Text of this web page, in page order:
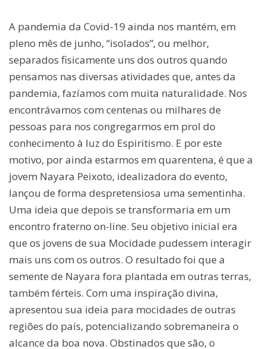
A pandemia da Covid-19 ainda nos mantém, em
pleno mês de junho, “isolados”, ou melhor,
separados fisicamente uns dos outros quando
pensamos nas diversas atividades que, antes da
pandemia, fazíamos com muita naturalidade. Nos
encontrávamos com centenas ou milhares de
pessoas para nos congregarmos em prol do
conhecimento à luz do Espiritismo. E por este
motivo, por ainda estarmos em quarentena, é que a
jovem Nayara Peixoto, idealizadora do evento,
lançou de forma despretensiosa uma sementinha.
Uma ideia que depois se transformaria em um
encontro fraterno on-line. Seu objetivo inicial era
que os jovens de sua Mocidade pudessem interagir
mais uns com os outros. O resultado foi que a
semente de Nayara fora plantada em outras terras,
também férteis. Com uma inspiração divina,
apresentou sua ideia para mocidades de outras
regiões do país, potencializando sobremaneira o
alcance da boa nova. Obstinados que são, o